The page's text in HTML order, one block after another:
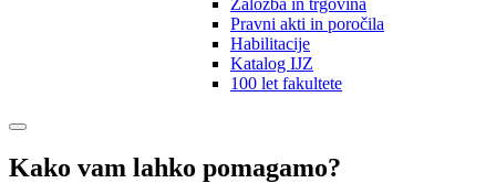
Založba in trgovina
Pravni akti in poročila
Habilitacije
Katalog IJZ
100 let fakultete
Kako vam lahko pomagamo?